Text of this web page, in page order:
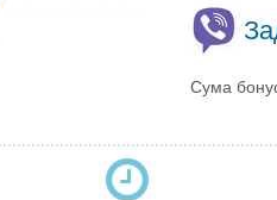
Сума